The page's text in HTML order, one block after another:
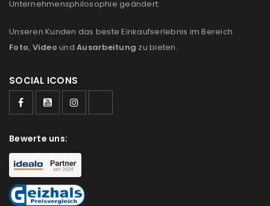
REGISTRIEREN
Ein Link zum Erstellen eines neuen Passworts wird an
NEWSLETTER ABONNIEREN
Please select all the ways you would like to hear from
us
Unternehmensphilosophie geändert:
Unseren Kunden das beste Einkaufserlebnis im Bereich
Foto, Video und Ausarbeitung zu bieten.
SOCIAL ICONS
Bewerte uns: